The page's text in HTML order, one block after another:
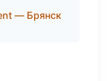
— Брянск